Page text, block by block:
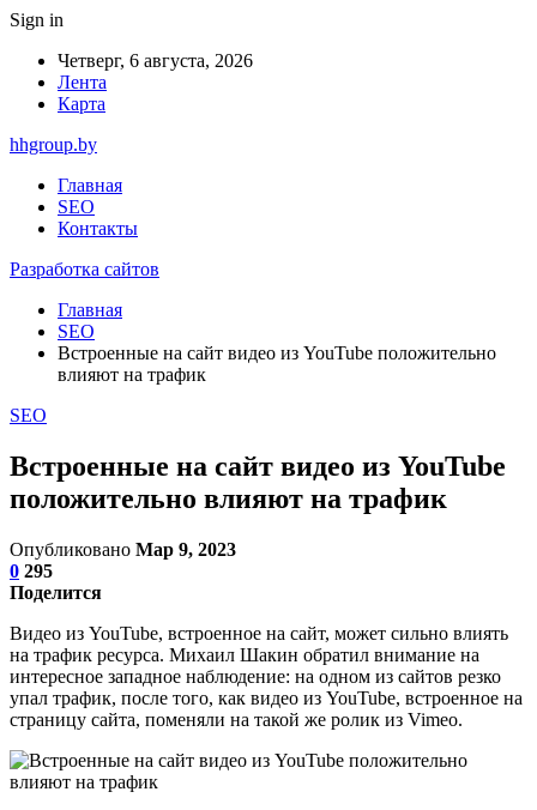
Sign in
Четверг, 6 августа, 2026
Лента
Карта
hhgroup.by
Главная
SEO
Контакты
Разработка сайтов
Главная
SEO
Встроенные на сайт видео из YouTube положительно
влияют на трафик
SEO
Встроенные на сайт видео из YouTube
положительно влияют на трафик
Опубликовано Мар 9, 2023
0 295
Поделится
Видео из YouTube, встроенное на сайт, может сильно влиять
на трафик ресурса. Михаил Шакин обратил внимание на
интересное западное наблюдение: на одном из сайтов резко
упал трафик, после того, как видео из YouTube, встроенное на
страницу сайта, поменяли на такой же ролик из Vimeo.